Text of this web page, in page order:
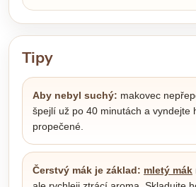
Tipy
Aby nebyl suchý: makovec
špejlí už po 40 minutách a vyndejte
propečené.
Čerstvý mák je základ: mletý mák